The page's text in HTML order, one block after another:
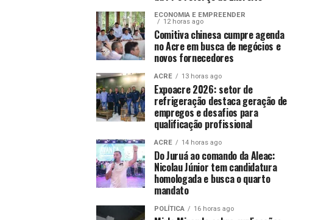
ECONOMIA E EMPREENDER
12 horas ago
Comitiva chinesa cumpre agenda
no Acre em busca de negócios e
novos fornecedores
ACRE 13 horas ago
Expoacre 2026: setor de
refrigeração destaca geração de
empregos e desafios para
qualificação profissional
ACRE 14 horas ago
Do Juruá ao comando da Aleac:
Nicolau Júnior tem candidatura
homologada e busca o quarto
mandato
POLÍTICA 16 horas ago